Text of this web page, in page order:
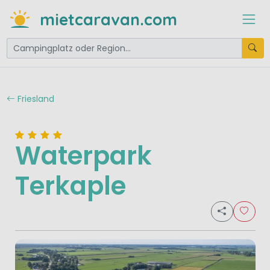
mietcaravan.com
Friesland
Waterpark
Terkaple